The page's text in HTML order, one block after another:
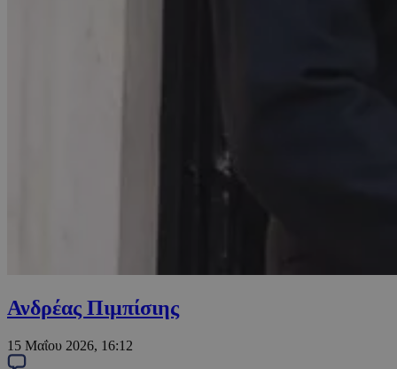
Ανδρέας Πιμπίσιης
15 Μαΐου 2026, 16:12